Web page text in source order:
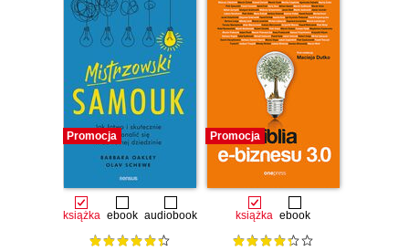
Promocja
książka ebook audiobook
Promocja
książka ebook